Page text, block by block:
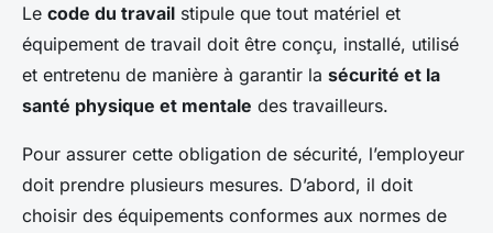
Le code du travail stipule que tout matériel et
équipement de travail doit être conçu, installé, utilisé
et entretenu de manière à garantir la sécurité et la
santé physique et mentale des travailleurs.
Pour assurer cette obligation de sécurité, l’employeur
doit prendre plusieurs mesures. D’abord, il doit
choisir des équipements conformes aux normes de